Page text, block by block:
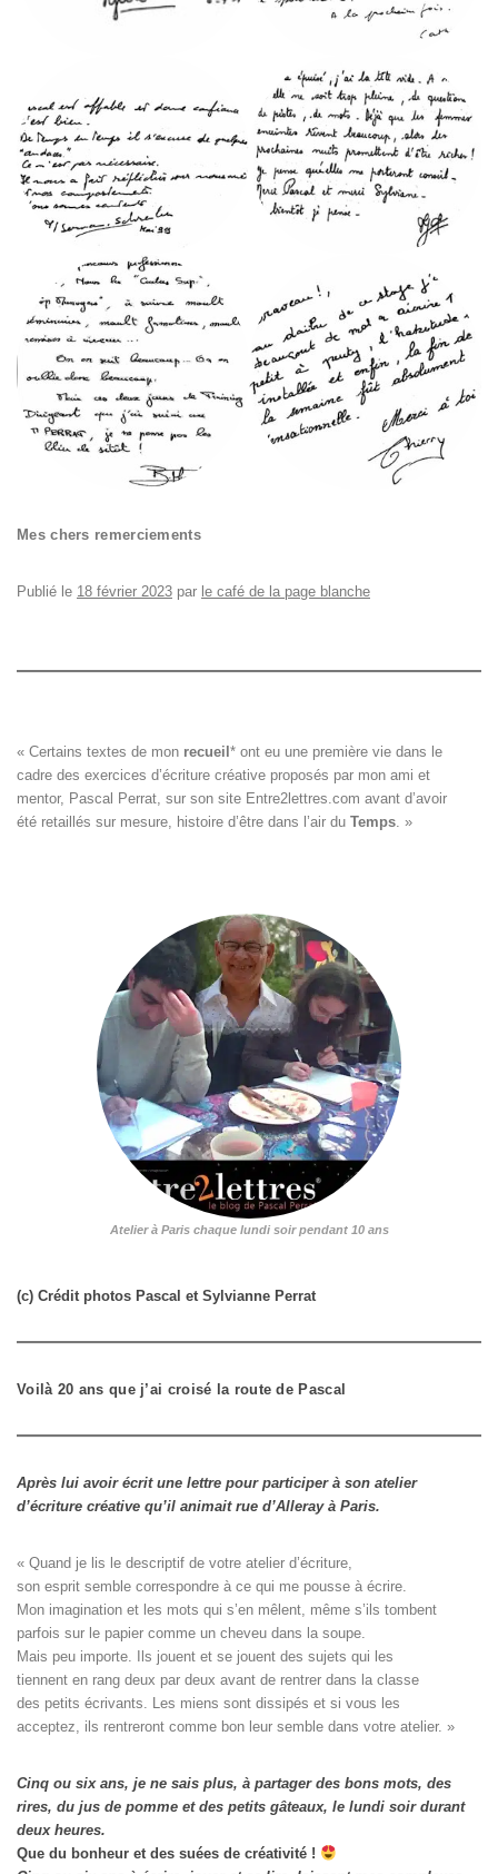
Mes chers remerciements
Publié le 18 février 2023 par le café de la page blanche
« Certains textes de mon recueil * ont eu une première vie dans le
cadre des exercices d’écriture créative proposés par mon ami et
mentor, Pascal Perrat, sur son site Entre2lettres.com avant d’avoir
été retaillés sur mesure, histoire d’être dans l’air du Temps. »
Atelier à Paris chaque lundi soir pendant 10 ans
(c) Crédit photos Pascal et Sylvianne Perrat
Voilà 20 ans que j’ai croisé la route de Pascal
Après lui avoir écrit une lettre pour participer à son atelier
d’écriture créative qu’il animait rue d’Alleray à Paris.
« Quand je lis le descriptif de votre atelier d’écriture,
son esprit semble correspondre à ce qui me pousse à écrire.
Mon imagination et les mots qui s’en mêlent, même s’ils tombent
parfois sur le papier comme un cheveu dans la soupe.
Mais peu importe. Ils jouent et se jouent des sujets qui les
tiennent en rang deux par deux avant de rentrer dans la classe
des petits écrivants. Les miens sont dissipés et si vous les
acceptez, ils rentreront comme bon leur semble dans votre atelier. »
Cinq ou six ans, je ne sais plus, à partager des bons mots, des
rires, du jus de pomme et des petits gâteaux, le lundi soir durant
deux heures.
Que du bonheur et des suées de créativité !